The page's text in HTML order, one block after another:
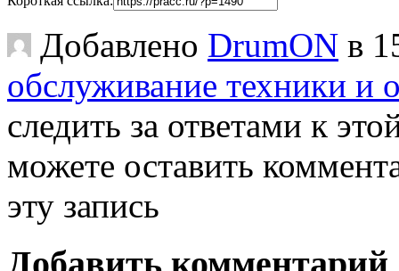
Добавлено DrumON в
обслуживание техники и
следить за ответами к
можете оставить
эту запись